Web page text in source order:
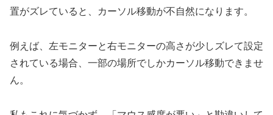
置がズレていると、カーソル移動が不自然になります。
例えば、左モニターと右モニターの高さが少しズレて設定
されている場合、一部の場所でしかカーソル移動できませ
ん。